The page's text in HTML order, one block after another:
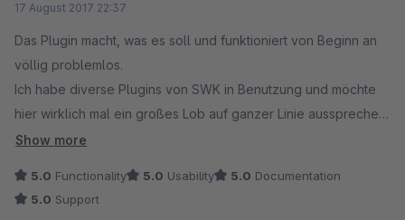
17 August 2017 22:37
Das Plugin macht, was es soll und funktioniert von Beginn an
völlig problemlos.
Ich habe diverse Plugins von SWK in Benutzung und möchte
hier wirklich mal ein großes Lob auf ganzer Linie aussprechen:
Die Funktionalität der Plugins macht stets einen
Bedarf sofort zur Stelle und jederzeit hilfsbereit, Pflege und
Weiterentwicklung gehören bei SWK offensichtlich zum
Show more
5.0 Functionality 5.0 Usability 5.0 Documentation
5.0 Support